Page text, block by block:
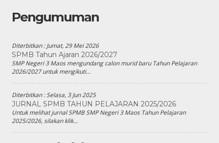
Pengumuman
Diterbitkan :Jumat, 29 Mei 2026
SPMB Tahun Ajaran 2026/2027
SMP Negeri 3 Maos mengundang calon murid baru Tahun Pelajaran
2026/2027 untuk mengikuti...
Diterbitkan :Selasa, 3 Jun 2025
JURNAL SPMB TAHUN PELAJARAN 2025/2026
Untuk melihat jurnal SPMB SMP Negeri 3 Maos Tahun Pelajaran
2025/2026, silakan klik...